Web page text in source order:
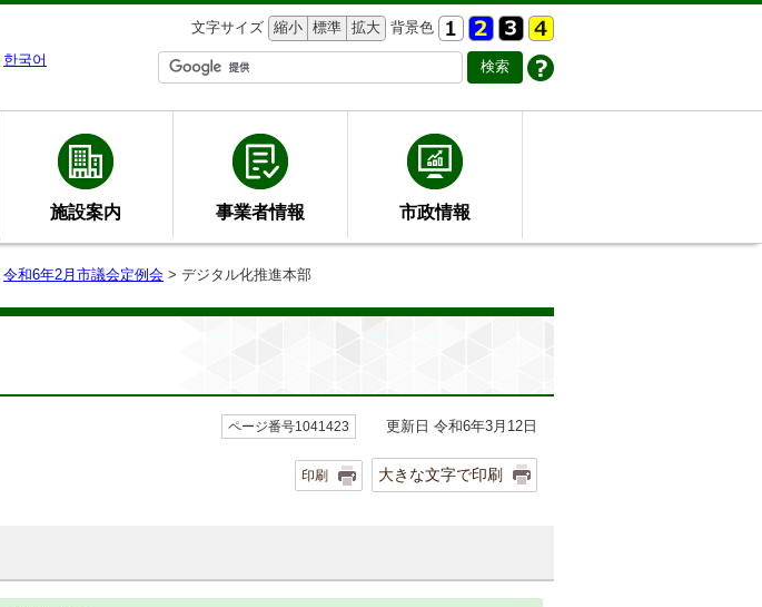
文字サイズ 縮小 標準 拡大 背景色
한국어
施設案内 事業者情報 市政情報
令和6年2月市議会定例会 > デジタル化推進本部
ページ番号1041423 更新日 令和6年3月12日
印刷 大きな文字で印刷